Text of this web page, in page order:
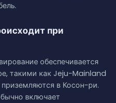
при
обеспечивается
такими как Jeju-Mainland
в Косон-ри.
включает